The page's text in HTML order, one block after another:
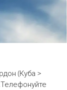
(Куба >
Телефонуйте